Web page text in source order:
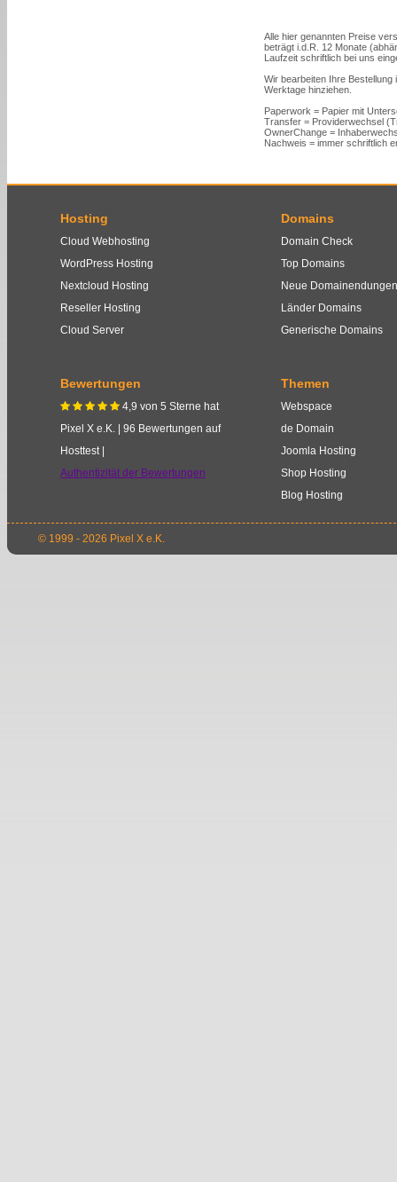
Alle hier genannten Preise
beträgt i.d.R. 12 Monate
Laufzeit schriftlich bei uns
Wir bearbeiten Ihre
Werktage hinziehen.
Paperwork = Papier mit
Transfer = Providerwechsel
OwnerChange =
Nachweis = immer schriftlich
Hosting
Cloud Webhosting
WordPress Hosting
Nextcloud Hosting
Reseller Hosting
Cloud Server
Domains
Domain Check
Top Domains
Neue Domainendungen
Länder Domains
Generische Domains
Bewertungen
     4,9 von 5 Sterne hat
Pixel X e.K.
96 Bewertungen auf
Hosttest |
Authentizität der Bewertungen
Themen
Webspace
de Domain
Joomla Hosting
Shop Hosting
Blog Hosting
© 1999 - 2026 Pixel X e.K.